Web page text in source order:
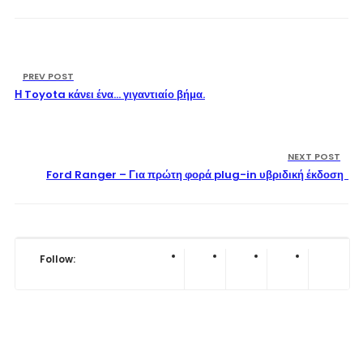
PREV POST
Η Toyota κάνει ένα… γιγαντιαίο βήμα.
NEXT POST
Ford Ranger – Για πρώτη φορά plug-in υβριδική έκδοση
Follow: